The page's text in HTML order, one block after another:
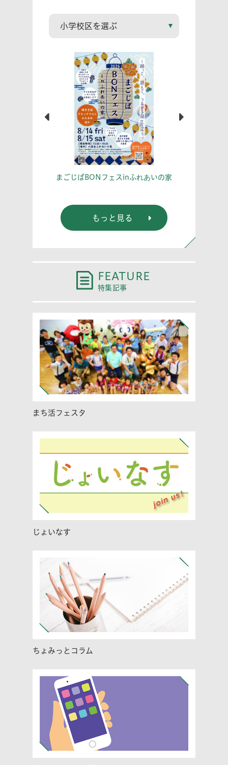
まごじばBONフェスinふれあいの家
もっと見る
FEATURE
特集記事
まち活フェスタ
じょいなす
ちょみっとコラム